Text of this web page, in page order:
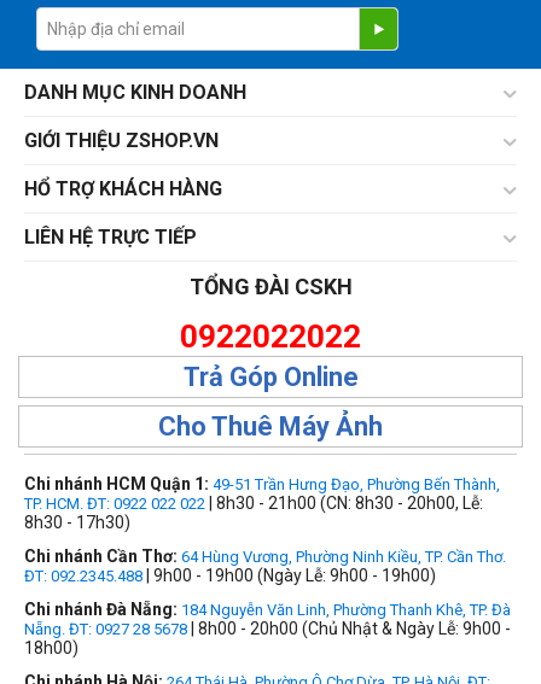
DANH MỤC KINH DOANH
GIỚI THIỆU ZSHOP.VN
HỔ TRỢ KHÁCH HÀNG
LIÊN HỆ TRỰC TIẾP
TỔNG ĐÀI CSKH
0922022022
Trả Góp Online
Cho Thuê Máy Ảnh
Chi nhánh HCM Quận 1: 49-51 Trần Hưng Đạo, Phường Bến Thành,
TP. HCM. ĐT: 0922 022 022 | 8h30 - 21h00 (CN: 8h30 - 20h00, Lễ:
8h30 - 17h30)
Chi nhánh Cần Thơ: 64 Hùng Vương, Phường Ninh Kiều, TP. Cần Thơ.
ĐT: 092.2345.488 | 9h00 - 19h00 (Ngày Lễ: 9h00 - 19h00)
Chi nhánh Đà Nẵng: 184 Nguyễn Văn Linh, Phường Thanh Khê, TP. Đà
Nẵng. ĐT: 0927 28 5678 | 8h00 - 20h00 (Chủ Nhật & Ngày Lễ: 9h00 -
18h00)